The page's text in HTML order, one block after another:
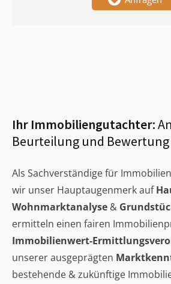
Ihr Immobiliengutachter:
Beurteilung und Bewertung
Als Sachverständige für
wir unser Hauptaugenmerk auf
Wohnmarktanalyse &
ermitteln einen fairen
Immobilienwert-
unserer ausgeprägten
bestehende & zukünftige